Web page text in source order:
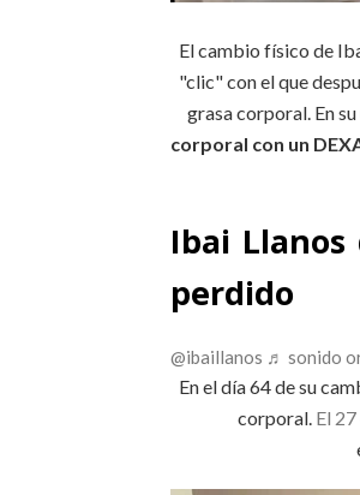
El cambio físico de
"clic" con el que
grasa corporal. En
corporal con un
Ibai
perdido
@ibaillanos ♬ sonido
En el día 64 de su
corporal. El